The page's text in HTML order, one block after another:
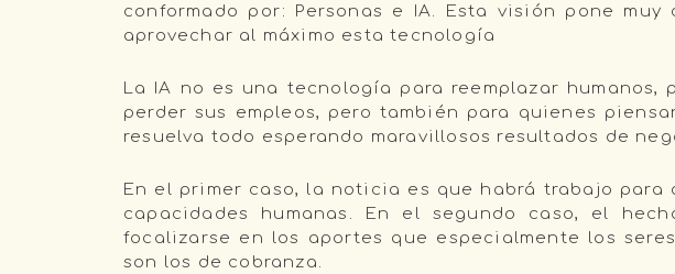
conformado por: Personas e IA. Esta visión pone
aprovechar al máximo esta tecnología
La IA no es una tecnología para reemplazar
perder sus empleos, pero también para quienes
resuelva todo esperando maravillosos resultados de
En el primer caso, la noticia es que habrá trabajo
capacidades humanas. En el segundo caso, el
focalizarse en los aportes que especialmente los
son los de cobranza.